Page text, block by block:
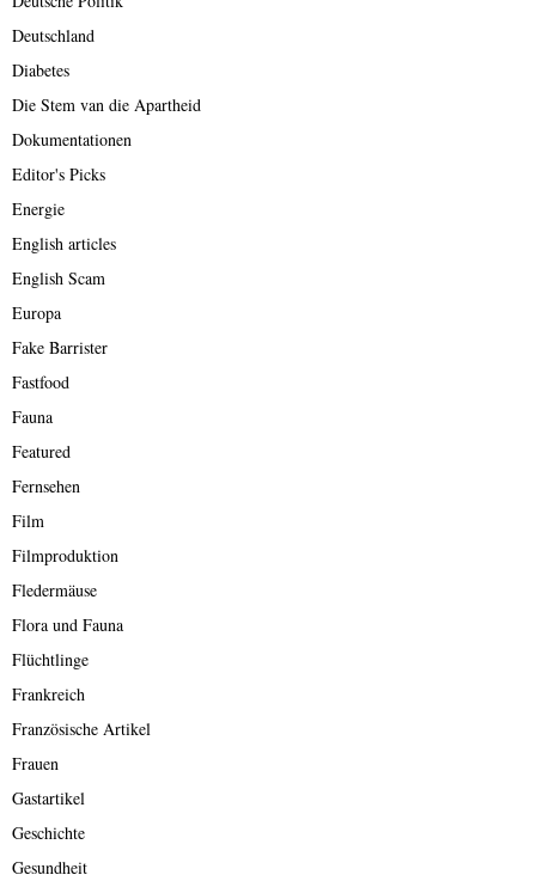
Deutschland
Diabetes
Die Stem van die Apartheid
Dokumentationen
Editor's Picks
Energie
English articles
English Scam
Europa
Fake Barrister
Fastfood
Fauna
Featured
Fernsehen
Film
Filmproduktion
Fledermäuse
Flora und Fauna
Flüchtlinge
Frankreich
Französische Artikel
Frauen
Gastartikel
Geschichte
Gesundheit